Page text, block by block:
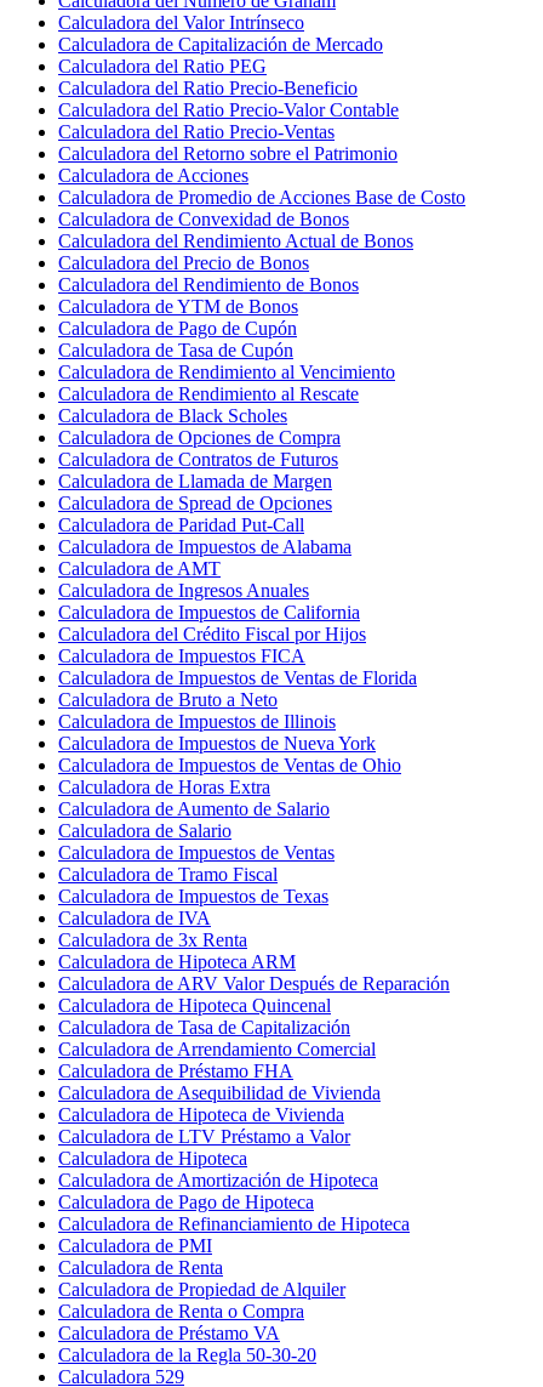
Calculadora del Valor Intrínseco
Calculadora de Capitalización de Mercado
Calculadora del Ratio PEG
Calculadora del Ratio Precio-Beneficio
Calculadora del Ratio Precio-Valor Contable
Calculadora del Ratio Precio-Ventas
Calculadora del Retorno sobre el Patrimonio
Calculadora de Acciones
Calculadora de Promedio de Acciones Base de Costo
Calculadora de Convexidad de Bonos
Calculadora del Rendimiento Actual de Bonos
Calculadora del Precio de Bonos
Calculadora del Rendimiento de Bonos
Calculadora de YTM de Bonos
Calculadora de Pago de Cupón
Calculadora de Tasa de Cupón
Calculadora de Rendimiento al Vencimiento
Calculadora de Rendimiento al Rescate
Calculadora de Black Scholes
Calculadora de Opciones de Compra
Calculadora de Contratos de Futuros
Calculadora de Llamada de Margen
Calculadora de Spread de Opciones
Calculadora de Paridad Put-Call
Calculadora de Impuestos de Alabama
Calculadora de AMT
Calculadora de Ingresos Anuales
Calculadora de Impuestos de California
Calculadora del Crédito Fiscal por Hijos
Calculadora de Impuestos FICA
Calculadora de Impuestos de Ventas de Florida
Calculadora de Bruto a Neto
Calculadora de Impuestos de Illinois
Calculadora de Impuestos de Nueva York
Calculadora de Impuestos de Ventas de Ohio
Calculadora de Horas Extra
Calculadora de Aumento de Salario
Calculadora de Salario
Calculadora de Impuestos de Ventas
Calculadora de Tramo Fiscal
Calculadora de Impuestos de Texas
Calculadora de IVA
Calculadora de 3x Renta
Calculadora de Hipoteca ARM
Calculadora de ARV Valor Después de Reparación
Calculadora de Hipoteca Quincenal
Calculadora de Tasa de Capitalización
Calculadora de Arrendamiento Comercial
Calculadora de Préstamo FHA
Calculadora de Asequibilidad de Vivienda
Calculadora de Hipoteca de Vivienda
Calculadora de LTV Préstamo a Valor
Calculadora de Hipoteca
Calculadora de Amortización de Hipoteca
Calculadora de Pago de Hipoteca
Calculadora de Refinanciamiento de Hipoteca
Calculadora de PMI
Calculadora de Renta
Calculadora de Propiedad de Alquiler
Calculadora de Renta o Compra
Calculadora de Préstamo VA
Calculadora de la Regla 50-30-20
Calculadora 529